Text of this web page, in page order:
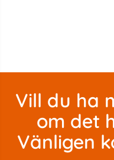
Vill du ha
om det
Vänligen